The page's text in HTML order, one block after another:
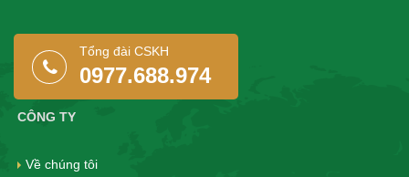
Tổng đài CSKH
0977.688.974
CÔNG TY
Về chúng tôi